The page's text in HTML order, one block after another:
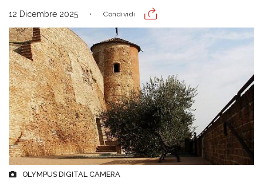
12 Dicembre 2025 Condividi
OLYMPUS DIGITAL CAMERA